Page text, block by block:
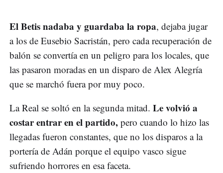
El Betis nadaba y guardaba la ropa, dejaba jugar
a los de Eusebio Sacristán, pero cada recuperación de
balón se convertía en un peligro para los locales, que
las pasaron moradas en un disparo de Alex Alegría
que se marchó fuera por muy poco.
La Real se soltó en la segunda mitad. Le volvió a
costar entrar en el partido, pero cuando lo hizo las
llegadas fueron constantes, que no los disparos a la
portería de Adán porque el equipo vasco sigue
sufriendo horrores en esa faceta.